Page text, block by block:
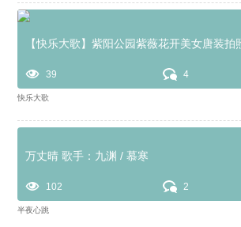
【快乐大歌】紫阳公园紫薇花开美女唐装拍
39 4
快乐大歌
万丈晴 歌手：九渊 / 慕寒
102 2
半夜心跳